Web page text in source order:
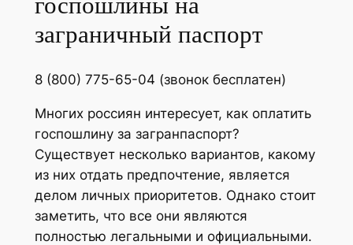
заграничный паспорт
8 (800) 775-65-04 (звонок бесплатен)
Многих россиян интересует, как оплатить
госпошлину за загранпаспорт?
Существует несколько вариантов, какому
из них отдать предпочтение, является
делом личных приоритетов. Однако стоит
заметить, что все они являются
полностью легальными и официальными.